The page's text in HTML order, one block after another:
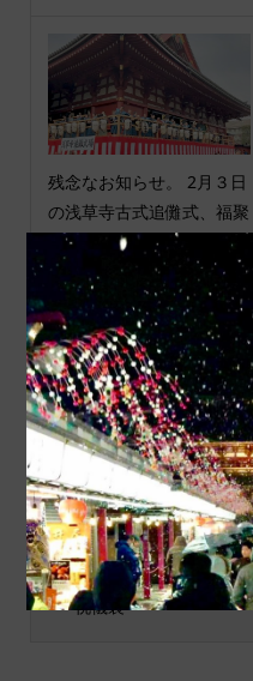
残念なお知らせ。 2月３日
の浅草寺古式追儺式、福聚
の舞、浅草文化芸能人節...
商品カテゴリ
商品ジャンル
ポチ袋
和小物
祝儀袋